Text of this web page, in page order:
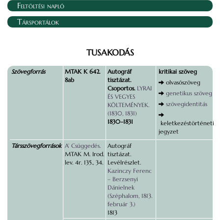
Feltöltési napló
Társportálok
TUSAKODÁS
Szövegforrás
MTAK K 642.
8ab
Autográf
tisztázat.
Csoportos. LYRAI
ÉS VEGYES
KÖLTEMÉNYEK.
(1830, 1831)
1830–1831
kritikai szöveg
olvasószöveg
genetikus szöveg
szövegidentitás
keletkezéstörténeti
jegyzet
Társszövegforrások A’ Csüggedés.
MTAK M. Irod.
lev. 4r. 135., 34.
Autográf
tisztázat.
Levélrészlet.
Kazinczy Ferenc
– Berzsenyi
Dánielnek
(Széphalom, 1813.
február 3.)
1813